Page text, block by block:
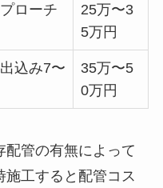
ローチ
25万〜3
5万円
込み7〜
35万〜5
0万円
管の有無によって
工すると配管コス